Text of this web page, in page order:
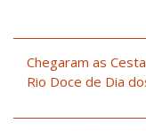
Chegaram as
Rio Doce de Dia